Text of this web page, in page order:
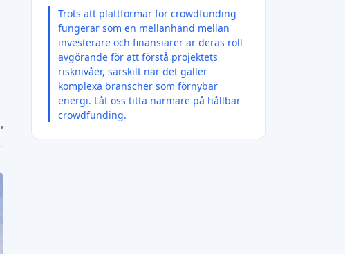
•
Trots att plattformar för crowdfunding
fungerar som en mellanhand mellan
investerare och finansiärer är deras roll
avgörande för att förstå projektets
risknivåer, särskilt när det gäller
komplexa branscher som förnybar
energi. Låt oss titta närmare på hållbar
crowdfunding.